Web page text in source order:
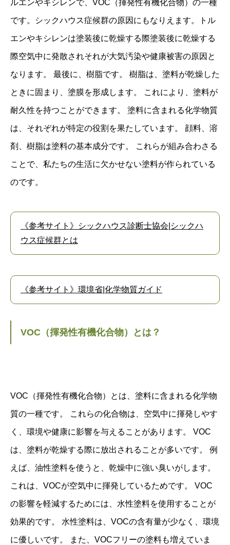
ルエンやキシレンで、VOC（揮発性有機化合物）の一種
です。シックハウス症候群の原因にもなりえます。トル
エンやキシレンは塗装後に乾燥する際塗装後に乾燥する
際空気中に発散されそれが大気汚染や健康被害の原因と
なります。 最後に、樹脂です。 樹脂は、塗料が乾燥した
ときに固まり、塗膜を形成します。 これにより、塗料が
耐久性を持つことができます。 塗料に含まれる化学物質
は、それぞれが特定の役割を果たしています。 顔料、溶
剤、樹脂は塗料の基本成分です。 これらが組み合わさる
ことで、私たちの生活に欠かせない塗料が作られている
のです。
《参考サイト》シックハウス診断士協会|シックハ
ウス症候群とは
《参考サイト》環境省|化学物質ガイド
VOC（揮発性有機化合物）とは？
VOC（揮発性有機化合物）とは、塗料に含まれる化学物
質の一種です。 これらの化合物は、空気中に揮発しやす
く、環境や健康に影響を与えることがあります。 VOC
は、塗料が乾燥する際に放出されることが多いです。 例
えば、油性塗料を使うと、乾燥中に強い臭いがします。
これは、VOCが空気中に揮発しているためです。 VOC
の影響を軽減するためには、水性塗料を使用することが
効果的です。 水性塗料は、VOCの含有量が少なく、環境
に優しいです。 また、VOCフリーの塗料も増えていま